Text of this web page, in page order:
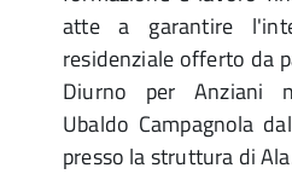
atte a garantire
residenziale offerto da
Diurno per Anziani
Ubaldo Campagnola
presso la struttura di